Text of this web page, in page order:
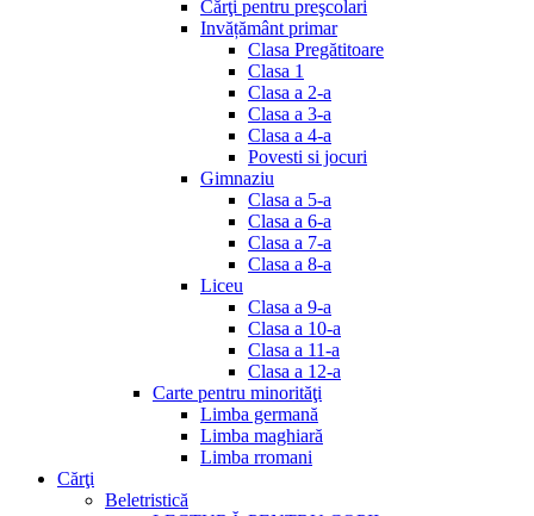
Cărţi pentru preşcolari
Invățământ primar
Clasa Pregătitoare
Clasa 1
Clasa a 2-a
Clasa a 3-a
Clasa a 4-a
Povesti si jocuri
Gimnaziu
Clasa a 5-a
Clasa a 6-a
Clasa a 7-a
Clasa a 8-a
Liceu
Clasa a 9-a
Clasa a 10-a
Clasa a 11-a
Clasa a 12-a
Carte pentru minorităţi
Limba germană
Limba maghiară
Limba rromani
Cărţi
Beletristică